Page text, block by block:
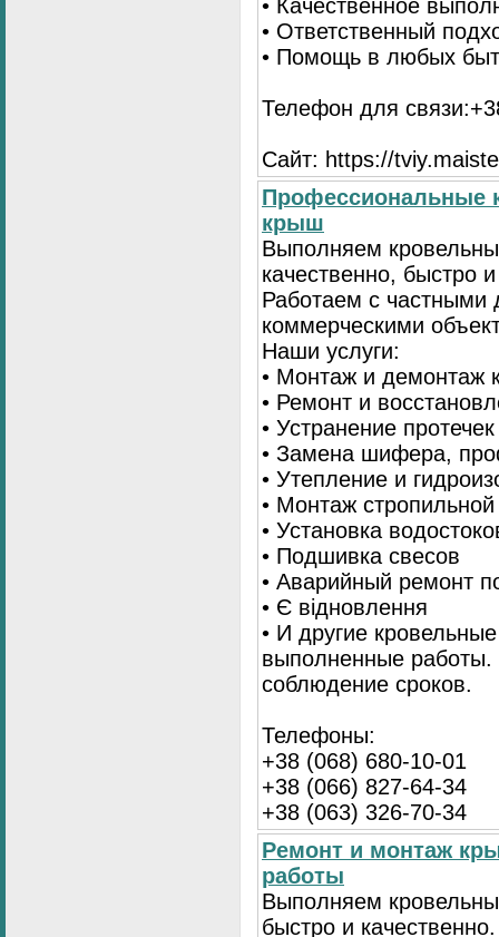
• Качественное
• Ответственный
• Помощь в любых
Телефон для
Сайт: https://
Профессиональные
крыш
Выполняем
качественно, быстро
Работаем с
коммерческими
Наши услуги:
• Монтаж и демонтаж
• Ремонт и
• Устранение протечек
• Замена шифера,
• Утепление и
• Монтаж
• Установка
• Подшивка свесов
• Аварийный ремонт
• Є відновлення
• И другие
выполненные работы.
соблюдение сроков.
Телефоны:
+38 (068) 680-10-01
+38 (066) 827-64-34
+38 (063) 326-70-34
Ремонт и монтаж
работы
Выполняем
быстро и